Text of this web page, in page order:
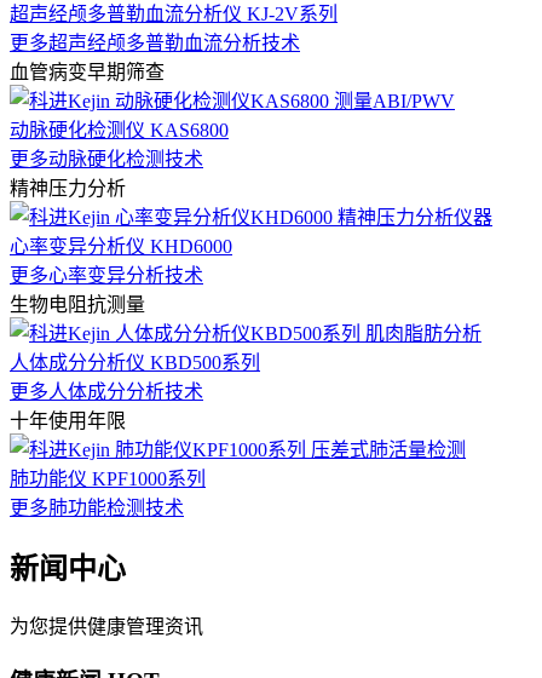
超声经颅多普勒血流分析仪 KJ-2V系列
更多超声经颅多普勒血流分析技术
血管病变早期筛查
动脉硬化检测仪 KAS6800
更多动脉硬化检测技术
精神压力分析
心率变异分析仪 KHD6000
更多心率变异分析技术
生物电阻抗测量
人体成分分析仪 KBD500系列
更多人体成分分析技术
十年使用年限
肺功能仪 KPF1000系列
更多肺功能检测技术
新闻中心
为您提供健康管理资讯